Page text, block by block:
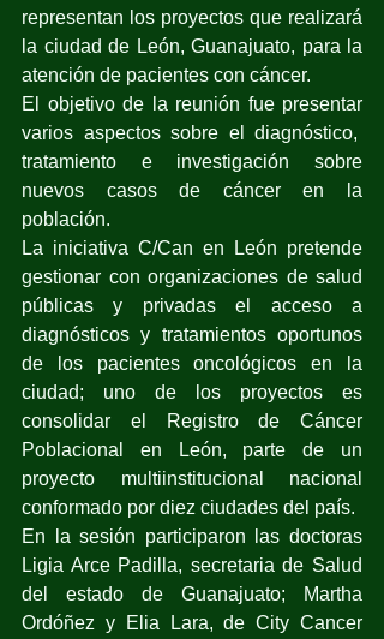
representan los proyectos que realizará
la ciudad de León, Guanajuato, para la
atención de pacientes con cáncer.
El objetivo de la reunión fue presentar
varios aspectos sobre el diagnóstico,
tratamiento e investigación sobre
nuevos casos de cáncer en la
población.
La iniciativa C/Can en León pretende
gestionar con organizaciones de salud
públicas y privadas el acceso a
diagnósticos y tratamientos oportunos
de los pacientes oncológicos en la
ciudad; uno de los proyectos es
consolidar el Registro de Cáncer
Poblacional en León, parte de un
proyecto multiinstitucional nacional
conformado por diez ciudades del país.
En la sesión participaron las doctoras
Ligia Arce Padilla, secretaria de Salud
del estado de Guanajuato; Martha
Ordóñez y Elia Lara, de City Cancer